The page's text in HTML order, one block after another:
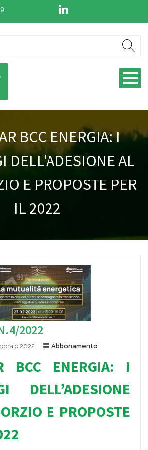
BCC ENERGIA: I
DELL'ADESIONE AL
E PROPOSTE PER
IL 2022
2022
2022 Abbonamento
BCC ENERGIA: I
DELL’ADESIONE
E PROPOSTE